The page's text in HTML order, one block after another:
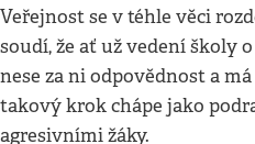
Veřejnost se v téhle věci
soudí, že ať už vedení školy
nese za ni odpovědnost a
takový krok chápe jako
agresivními žáky.